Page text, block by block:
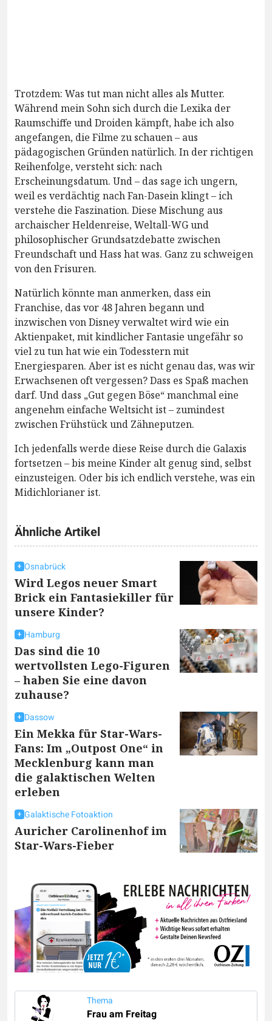
Trotzdem: Was tut man nicht alles als Mutter.
Während mein Sohn sich durch die Lexika der
Raumschiffe und Droiden kämpft, habe ich also
angefangen, die Filme zu schauen – aus
pädagogischen Gründen natürlich. In der richtigen
Reihenfolge, versteht sich: nach
Erscheinungsdatum. Und – das sage ich ungern,
weil es verdächtig nach Fan-Dasein klingt – ich
verstehe die Faszination. Diese Mischung aus
archaischer Heldenreise, Weltall-WG und
philosophischer Grundsatzdebatte zwischen
Freundschaft und Hass hat was. Ganz zu schweigen
von den Frisuren.
Natürlich könnte man anmerken, dass ein
Franchise, das vor 48 Jahren begann und
inzwischen von Disney verwaltet wird wie ein
Aktienpaket, mit kindlicher Fantasie ungefähr so
viel zu tun hat wie ein Todesstern mit
Energiesparen. Aber ist es nicht genau das, was wir
Erwachsenen oft vergessen? Dass es Spaß machen
darf. Und dass „Gut gegen Böse“ manchmal eine
angenehm einfache Weltsicht ist – zumindest
zwischen Frühstück und Zähneputzen.
Ich jedenfalls werde diese Reise durch die Galaxis
fortsetzen – bis meine Kinder alt genug sind, selbst
einzusteigen. Oder bis ich endlich verstehe, was ein
Midichlorianer ist.
Ähnliche Artikel
Osnabrück
Wird Legos neuer Smart
Brick ein Fantasiekiller für
unsere Kinder?
Hamburg
Das sind die 10
wertvollsten Lego-Figuren
– haben Sie eine davon
zuhause?
Dassow
Ein Mekka für Star-Wars-
Fans: Im „Outpost One“ in
Mecklenburg kann man
die galaktischen Welten
erleben
Galaktische Fotoaktion
Auricher Carolinenhof im
Star-Wars-Fieber
Thema
Frau am Freitag